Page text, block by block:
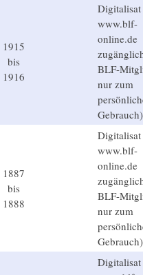
1915
bis
1916
www.blf-
online.de
BLF-
nur zum
Gebrauch)
1887
bis
1888
www.blf-
online.de
BLF-
nur zum
Gebrauch)